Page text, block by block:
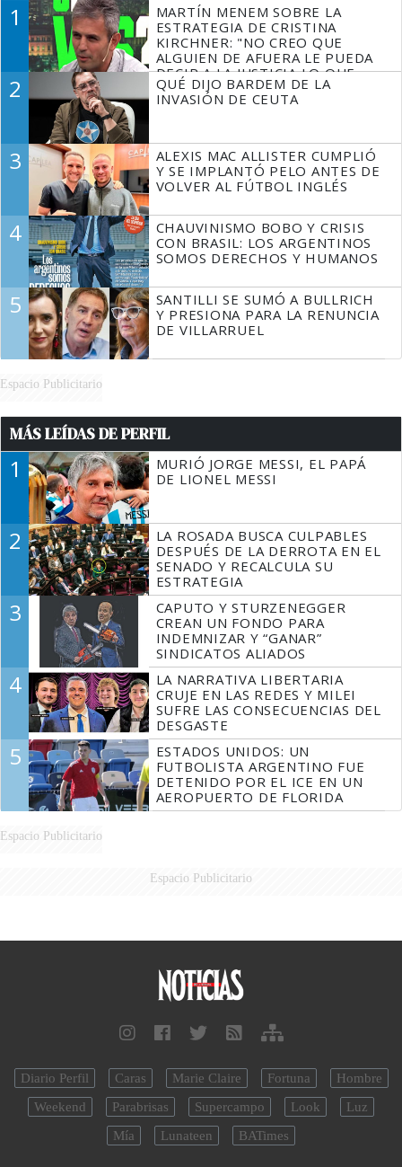
1
MARTÍN MENEM SOBRE LA
ESTRATEGIA DE CRISTINA
KIRCHNER: "NO CREO QUE
ALGUIEN DE AFUERA LE PUEDA
DECIR A LA JUSTICIA LO QUE
TIENE QUE HACER"
2
QUÉ DIJO BARDEM DE LA
INVASIÓN DE CEUTA
3
ALEXIS MAC ALLISTER CUMPLIÓ
Y SE IMPLANTÓ PELO ANTES DE
VOLVER AL FÚTBOL INGLÉS
4
CHAUVINISMO BOBO Y CRISIS
CON BRASIL: LOS ARGENTINOS
SOMOS DERECHOS Y HUMANOS
5
SANTILLI SE SUMÓ A BULLRICH
Y PRESIONA PARA LA RENUNCIA
DE VILLARRUEL
Espacio Publicitario
MÁS LEÍDAS DE PERFIL
1
MURIÓ JORGE MESSI, EL PAPÁ
DE LIONEL MESSI
2
LA ROSADA BUSCA CULPABLES
DESPUÉS DE LA DERROTA EN EL
SENADO Y RECALCULA SU
ESTRATEGIA
3
CAPUTO Y STURZENEGGER
CREAN UN FONDO PARA
INDEMNIZAR Y “GANAR”
SINDICATOS ALIADOS
4
LA NARRATIVA LIBERTARIA
CRUJE EN LAS REDES Y MILEI
SUFRE LAS CONSECUENCIAS DEL
DESGASTE
5
ESTADOS UNIDOS: UN
FUTBOLISTA ARGENTINO FUE
DETENIDO POR EL ICE EN UN
AEROPUERTO DE FLORIDA
Espacio Publicitario
Espacio Publicitario
Diario Perfil Caras Marie Claire Fortuna
Hombre
Weekend
Parabrisas Supercampo Look
Luz
Mía
Lunateen BATimes